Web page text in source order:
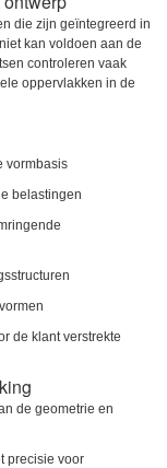
die zijn geïntegreerd in
kan voldoen aan de
controleren vaak
oppervlakken in de
vormbasis
belastingen
de klant verstrekte
de geometrie en
precisie voor